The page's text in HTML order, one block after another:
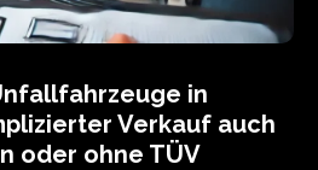
in
Verkauf auch
oder ohne TÜV